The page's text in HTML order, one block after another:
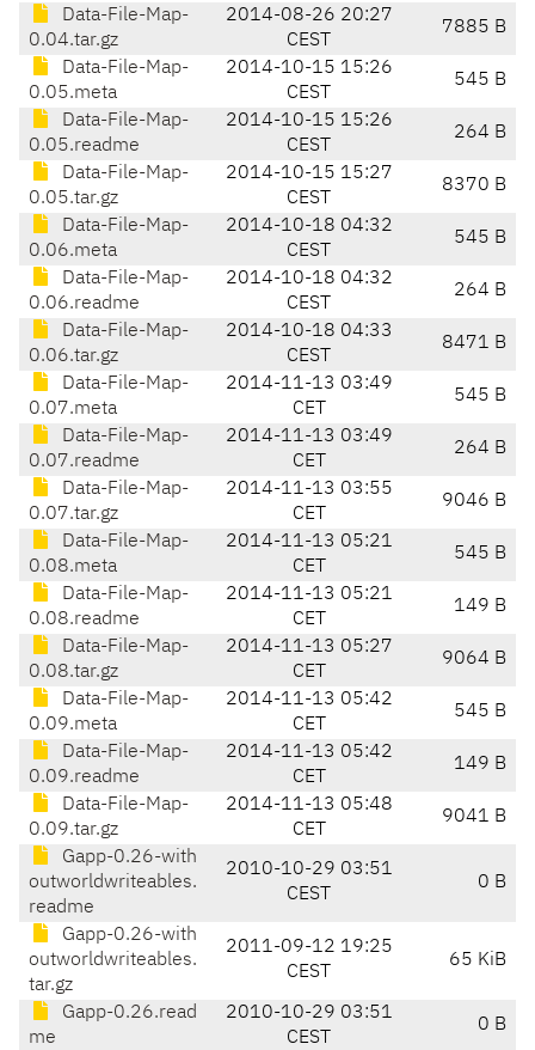
Data-File-Map-
0.04.tar.gz
2014-08-26 20:27
CEST
7885 B
Data-File-Map-
0.05.meta
2014-10-15 15:26
CEST
545 B
Data-File-Map-
0.05.readme
2014-10-15 15:26
CEST
264 B
Data-File-Map-
0.05.tar.gz
2014-10-15 15:27
CEST
8370 B
Data-File-Map-
0.06.meta
2014-10-18 04:32
CEST
545 B
Data-File-Map-
0.06.readme
2014-10-18 04:32
CEST
264 B
Data-File-Map-
0.06.tar.gz
2014-10-18 04:33
CEST
8471 B
Data-File-Map-
0.07.meta
2014-11-13 03:49
CET
545 B
Data-File-Map-
0.07.readme
2014-11-13 03:49
CET
264 B
Data-File-Map-
0.07.tar.gz
2014-11-13 03:55
CET
9046 B
Data-File-Map-
0.08.meta
2014-11-13 05:21
CET
545 B
Data-File-Map-
0.08.readme
2014-11-13 05:21
CET
149 B
Data-File-Map-
0.08.tar.gz
2014-11-13 05:27
CET
9064 B
Data-File-Map-
0.09.meta
2014-11-13 05:42
CET
545 B
Data-File-Map-
0.09.readme
2014-11-13 05:42
CET
149 B
Data-File-Map-
0.09.tar.gz
2014-11-13 05:48
CET
9041 B
Gapp-0.26-with
outworldwriteables.
readme
2010-10-29 03:51
CEST
0 B
Gapp-0.26-with
outworldwriteables.
tar.gz
2011-09-12 19:25
CEST
65 KiB
Gapp-0.26.read
me
2010-10-29 03:51
CEST
0 B